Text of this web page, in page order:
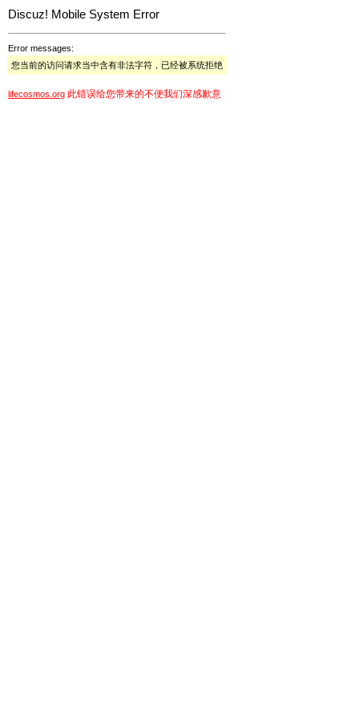
Discuz! Mobile System Error
Error messages:
您当前的访问请求当中含有非法字符，已经被系统拒绝
lifecosmos.org 此错误给您带来的不便我们深感歉意